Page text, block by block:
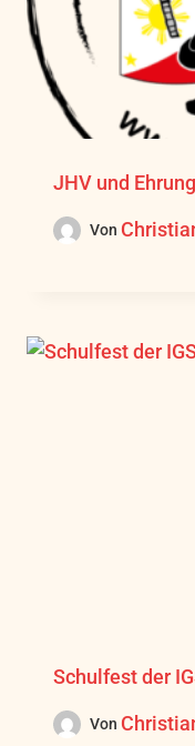
JHV und
Von
Schulfest der
Von